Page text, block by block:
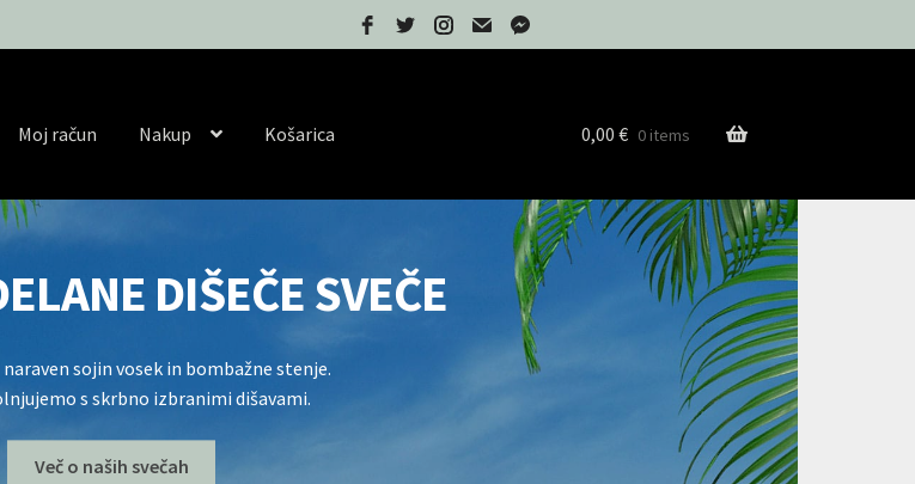
Moj račun Nakup Košarica 0,00€ 0 items
DIŠEČE SVEČE
sojin vosek in bombažne stenje.
s skrbno izbranimi dišavami.
Več o naših svečah